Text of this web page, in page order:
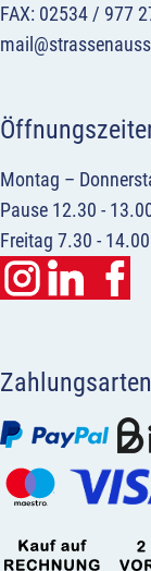
FAX: 02534 / 977
Montag –
Pause 12.30 -
Freitag 7.30 -
Zahlungsarten